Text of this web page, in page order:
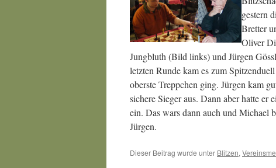
gestern
Bretter
Oliver
Jungbluth (Bild links) und Jürgen
letzten Runde kam es zum
oberste Treppchen ging. Jürgen kam
sichere Sieger aus. Dann aber hatte
ein. Das wars dann auch und Michael
Jürgen.
Dieser Beitrag wurde unter Blitzen,